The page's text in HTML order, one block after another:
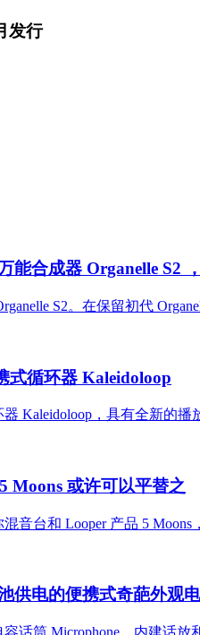
发行
合成器 Organelle S2
S2。在保留初代
循环器 Kaleidoloop
Kaleidoloop，具有全新的
Moons 或许可以平替之
音台和 Looper 产品 5
供电的便携式奇葩外观